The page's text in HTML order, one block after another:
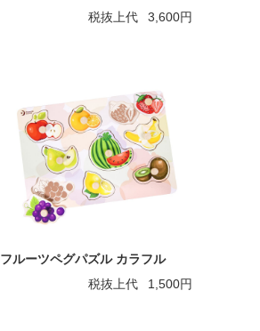
税抜上代
3,600円
フルーツペグパズル カラフル
税抜上代
1,500円